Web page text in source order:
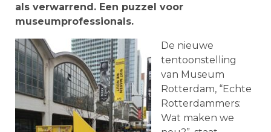
als verwarrend. Een puzzel voor
museumprofessionals.
De nieuwe
tentoonstelling
van Museum
Rotterdam, “Echte
Rotterdammers:
Wat maken we